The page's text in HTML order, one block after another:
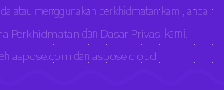
atau menggunakan perkhidmatan kami, anda
Perkhidmatan dan Dasar Privasi kami.
aspose.com dan aspose.cloud